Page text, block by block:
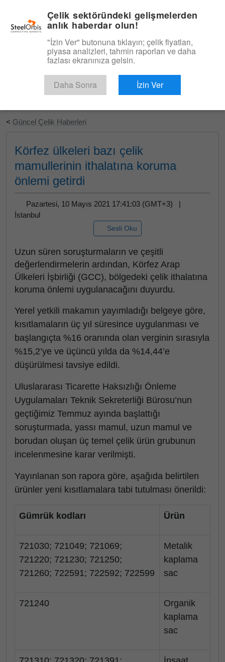
Ücretsiz Deneyin
< Güncel Çelik Haberleri
Körfez ülkeleri bazı çelik
mamullerinin ithalatına koruma
önlemi getirdi
Pazartesi, 10 Mayıs 2021 17:41:03 (GMT+3) |
İstanbul
Sesli Oku
Uzun süren soruşturmaların ve çeşitli
değerlendirmelerin ardından, Körfez Arap
Ülkeleri İşbirliği (GCC), bölgedeki çelik ithalatına
koruma önlemi uygulanacağını duyurdu.
Yerel yetkili makamın yayımladığı belgeye göre,
kısıtlamaların üç yıl süresince uygulanması ve
başlangıçta %16 oranında olan verginin sırasıyla
%15,2’ye ve üçüncü yılda da %14,44’e
düşürülmesi tavsiye edildi.
Uluslararası Ticarette Haksızlığı Önleme
Uygulamaları Teknik Sekreterliği Bürosu’nun
geçtiğimiz Temmuz ayında başlattığı
soruşturmada, yassı mamul, uzun mamul ve
borudan oluşan üç temel çelik ürün grubunun
incelenmesine karar verilmişti.
Yayınlanan son rapora göre, aşağıda belirtilen
ürünler yeni kısıtlamalara tabi tutulması önerildi:
Gümrük kodları Ürün
721030; 721049; 721069;
721220; 721230; 721250;
721260; 722591; 722592; 722599
Metalik
kaplama
sac
721240
Organik
kaplama
sac
Çelik sektöründeki gelişmelerden
anlık haberdar olun!
"İzin Ver" butonuna tıklayın; çelik fiyatları,
piyasa analizleri, tahmin raporları ve daha
fazlası ekranınıza gelsin.
Daha Sonra İzin Ver